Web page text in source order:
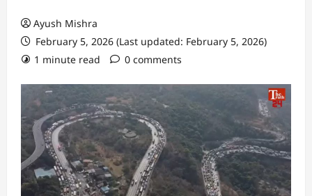
Ayush Mishra
February 5, 2026 (Last updated: February 5, 2026)
1 minute read
0 comments